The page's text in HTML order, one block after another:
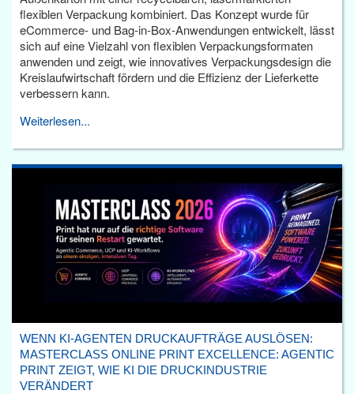
flexiblen Verpackung kombiniert. Das Konzept wurde für
eCommerce- und Bag-in-Box-Anwendungen entwickelt, lässt
sich auf eine Vielzahl von flexiblen Verpackungsformaten
anwenden und zeigt, wie innovatives Verpackungsdesign die
Kreislaufwirtschaft fördern und die Effizienz der Lieferkette
verbessern kann.
Weiterlesen...
WENN KI-AGENTEN DRUCKAUFTRÄGE AUSLÖSEN:
MASTERCLASS ONLINE PRINT EXCELLENCE: AGENTIC
PRINT ZEIGT, WIE KI DIE DRUCKINDUSTRIE
VERÄNDERT